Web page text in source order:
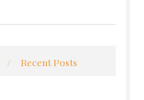
Recent Posts